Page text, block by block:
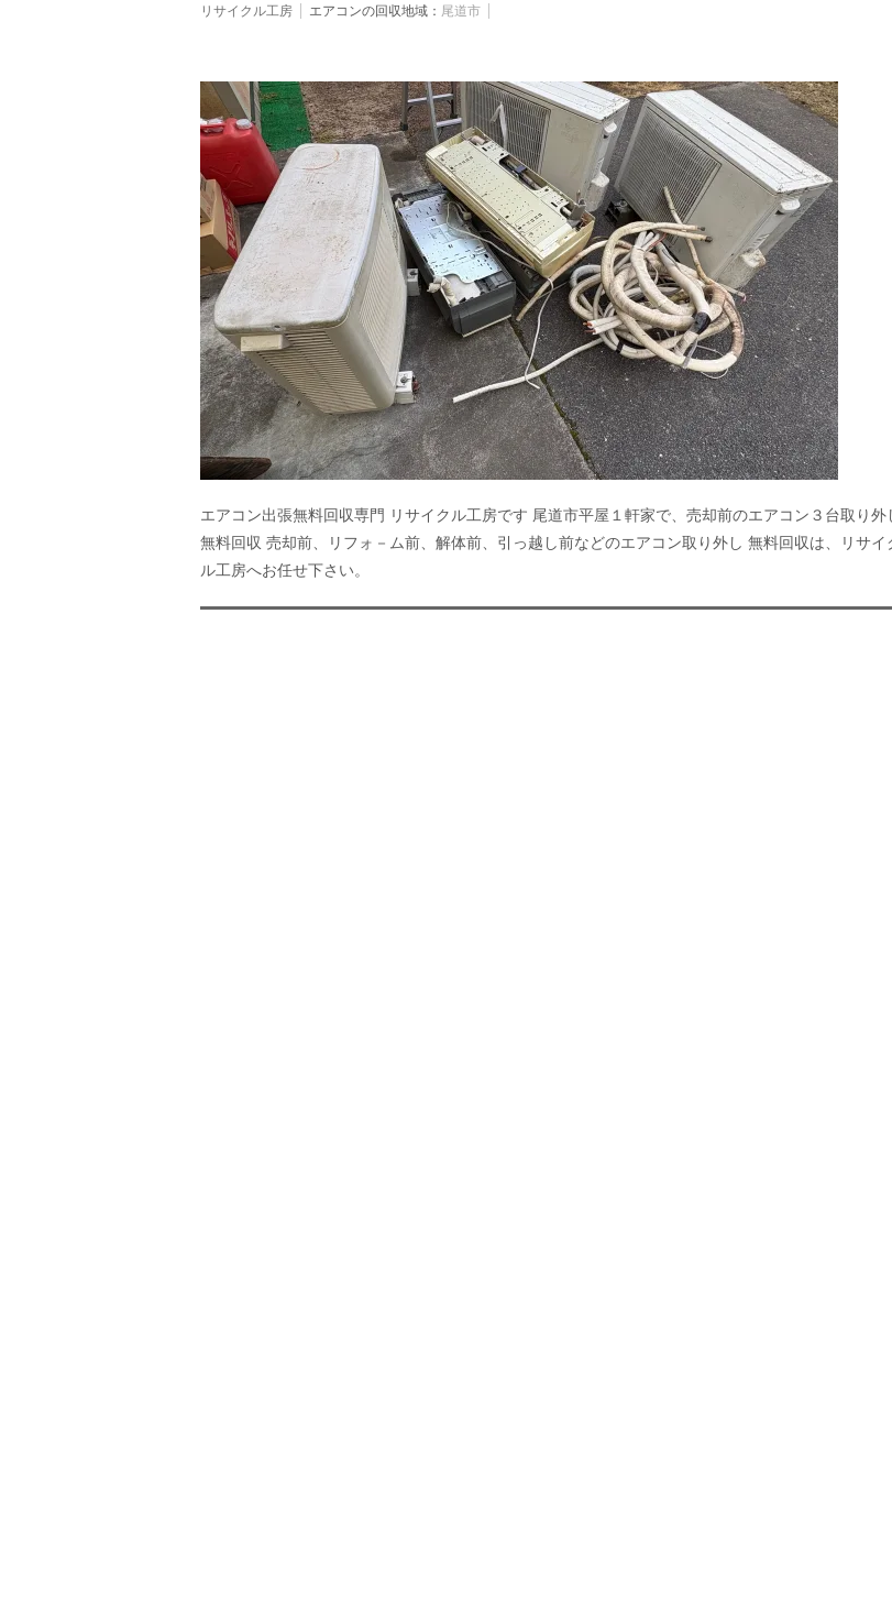
リサイクル工房 エアコンの回収地域： 尾道市
エアコン出張無料回収専門 リサイクル工房です 尾道市平屋１軒家で、売却前のエアコン３台取り外
無料回収 売却前、リフォ－ム前、解体前、引っ越し前などのエアコン取り外し 無料回収は、リサイ
ル工房へお任せ下さい。